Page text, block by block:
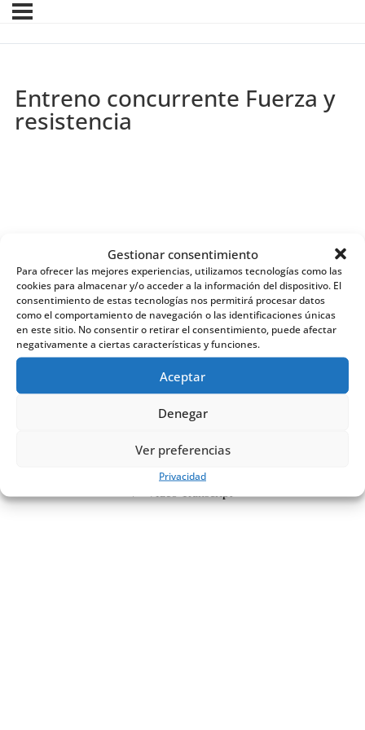
Gestionar consentimiento
Para ofrecer las mejores experiencias, utilizamos tecnologías como las
cookies para almacenar y/o acceder a la información del dispositivo. El
consentimiento de estas tecnologías nos permitirá procesar datos
como el comportamiento de navegación o las identificaciones únicas
en este sitio. No consentir o retirar el consentimiento, puede afectar
negativamente a ciertas características y funciones.
Aceptar
Denegar
Ver preferencias
Privacidad
Entreno concurrente Fuerza y
resistencia